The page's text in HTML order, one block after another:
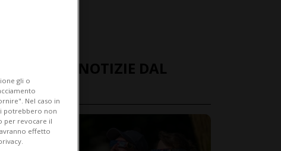
ULTIME NOTIZIE DAL
MONDO
gli o
Nel caso in
potrebbero non
per revocare il
effetto